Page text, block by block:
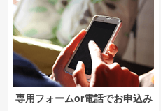
専用フォームor電話でお申込み